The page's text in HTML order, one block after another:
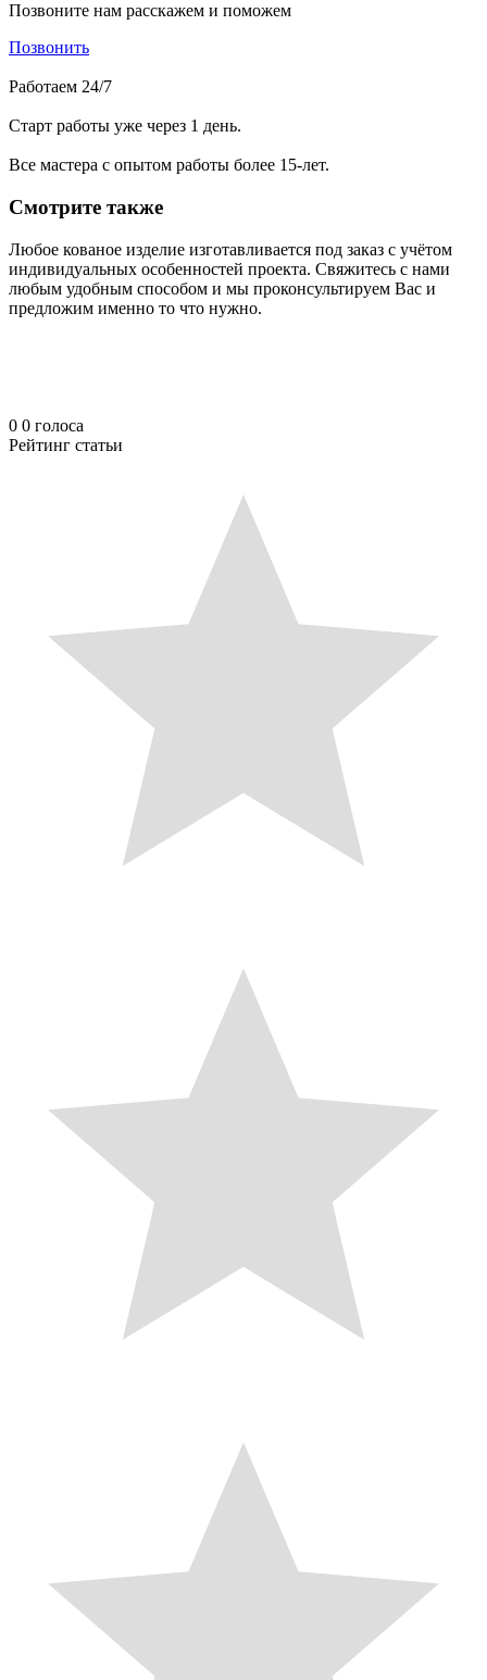
Позвоните нам расскажем и поможем
Позвонить
Работаем 24/7
Старт работы уже через 1 день.
Все мастера с опытом работы более 15-лет.
Смотрите также
Любое кованое изделие изготавливается под заказ с учётом
индивидуальных особенностей проекта. Свяжитесь с нами
любым удобным способом и мы проконсультируем Вас и
предложим именно то что нужно.
0 0 голоса
Рейтинг статьи